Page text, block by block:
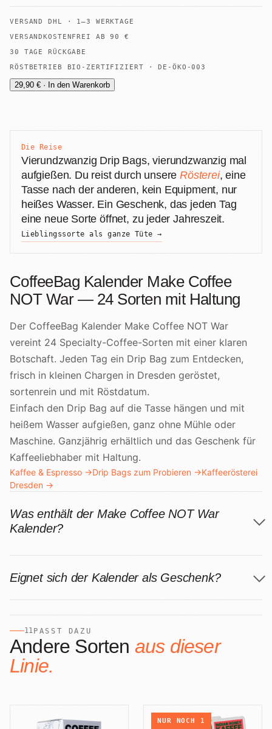
VERSAND DHL · 1–3 WERKTAGE
VERSANDKOSTENFREI AB90
€
30 TAGE RÜCKGABE
RÖSTBETRIEB BIO-ZERTIFIZIERT · DE-ÖKO-003
29,90 € · In den Warenkorb
Die Reise
Vierundzwanzig Drip Bags, vierundzwanzig mal
aufgießen. Du reist durch unsereRösterei, eine
Tasse nach der anderen, kein Equipment, nur
heißes Wasser. Ein Geschenk, das jeden Tag
eine neue Sorte öffnet, zu jeder Jahreszeit.
Lieblingssorte als ganze Tüte →
CoffeeBag Kalender Make Coffee
NOT War — 24 Sorten mit Haltung
Der CoffeeBag Kalender Make Coffee NOT War
vereint 24 Specialty-Coffee-Sorten mit einer klaren
Botschaft. Jeden Tag ein Drip Bag zum Entdecken,
frisch in kleinen Chargen in Dresden geröstet,
sortenrein und mit Röstdatum.
Einfach den Drip Bag auf die Tasse hängen und mit
heißem Wasser aufgießen, ganz ohne Mühle oder
Maschine. Ganzjährig erhältlich und das Geschenk für
Kaffeeliebhaber mit Haltung.
Kaffee & Espresso →Drip Bags zum Probieren →Kaffeerösterei
Dresden →
Was enthält der Make Coffee NOT War
Kalender?
Eignet sich der Kalender als Geschenk?
11PASST DAZU
Andere Sorten aus dieser
Linie.
NUR NOCH 1